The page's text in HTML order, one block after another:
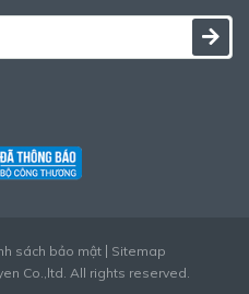
sách bảo mật
Sitemap
Co.,ltd. All rights reserved.